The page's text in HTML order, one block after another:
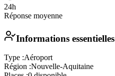
24h
Réponse moyenne
Informations essentielles
Type :Aéroport
Région :Nouvelle-Aquitaine